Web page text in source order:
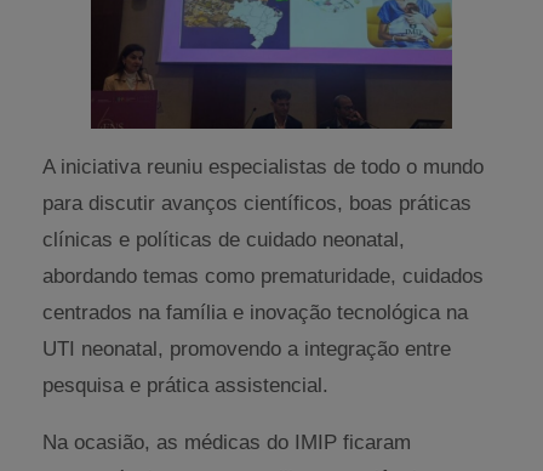
A iniciativa reuniu especialistas de todo o mundo
para discutir avanços científicos, boas práticas
clínicas e políticas de cuidado neonatal,
abordando temas como prematuridade, cuidados
centrados na família e inovação tecnológica na
UTI neonatal, promovendo a integração entre
pesquisa e prática assistencial.
Na ocasião, as médicas do IMIP ficaram